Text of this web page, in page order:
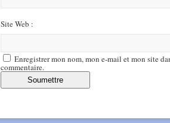
Site Web :
Enregistrer mon nom, mon e-mail et mon site
commentaire.